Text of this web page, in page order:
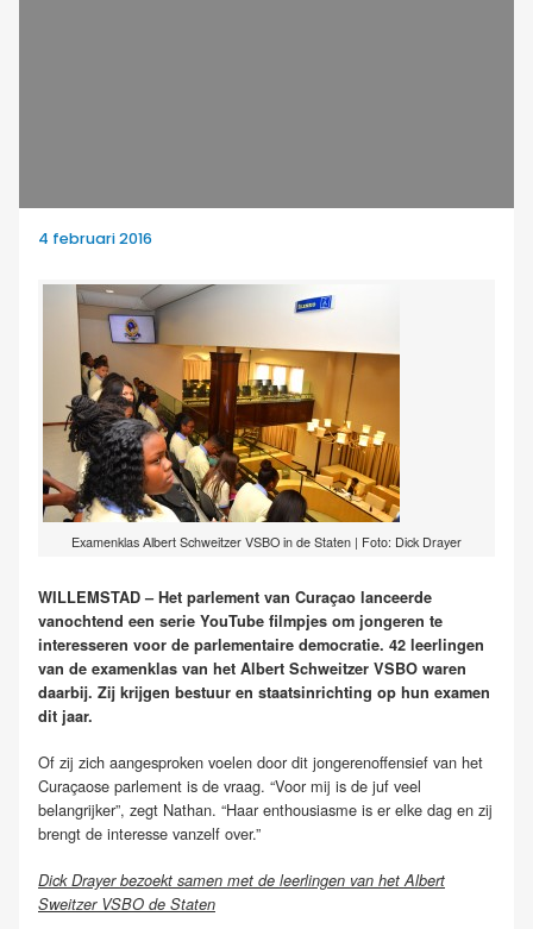
4 februari 2016
Examenklas Albert Schweitzer VSBO in de Staten | Foto: Dick Drayer
WILLEMSTAD – Het parlement van Curaçao lanceerde
vanochtend een serie YouTube filmpjes om jongeren te
interesseren voor de parlementaire democratie. 42 leerlingen
van de examenklas van het Albert Schweitzer VSBO waren
daarbij. Zij krijgen bestuur en staatsinrichting op hun examen
dit jaar.
Of zij zich aangesproken voelen door dit jongerenoffensief van het
Curaçaose parlement is de vraag. “Voor mij is de juf veel
belangrijker”, zegt Nathan. “Haar enthousiasme is er elke dag en zij
brengt de interesse vanzelf over.”
Dick Drayer bezoekt samen met de leerlingen van het Albert
Sweitzer VSBO de Staten